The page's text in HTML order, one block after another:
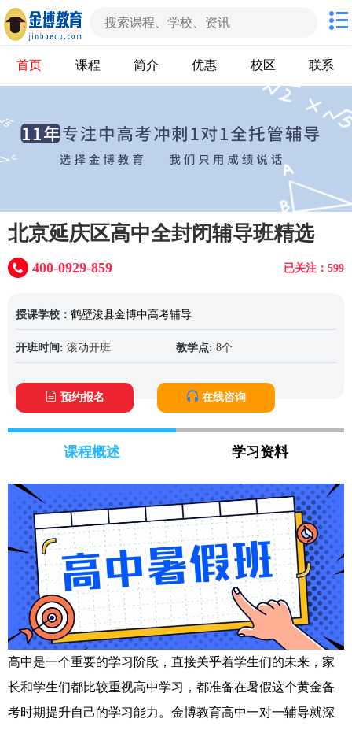
首页 课程 简介 优惠 校区 联系
北京延庆区高中全封闭辅导班精选
已关注：599
400-0929-859
授课学校： 鹤壁浚县金博中高考辅导
开班时间: 滚动开班 教学点: 8个
预约报名 在线咨询
课程概述 学习资料
高中是一个重要的学习阶段，直接关乎着学生们的未来，家
长和学生们都比较重视高中学习，都准备在暑假这个黄金备
考时期提升自己的学习能力。金博教育高中一对一辅导就深